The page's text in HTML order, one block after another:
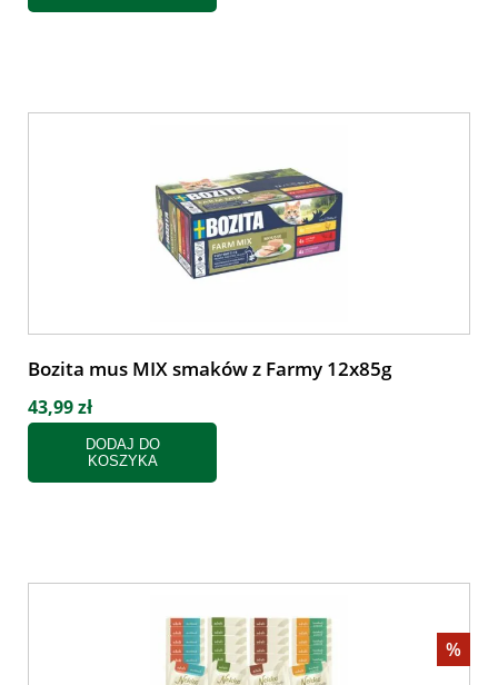
Bozita mus MIX smaków z Farmy 12x85g
43,99 zł
DODAJ DO
KOSZYKA
%